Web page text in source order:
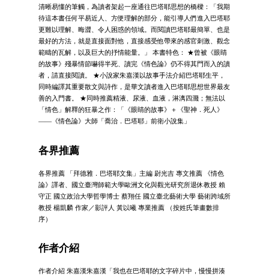
清晰易懂的筆觸，為讀者架起一座通往巴塔耶思想的橋樑：「我期
待這本書任何平易近人、方便理解的部分，能引導人們進入巴塔耶
更難以理解、晦澀、令人困惑的領域。而閱讀巴塔耶最簡單、也是
最好的方法，就是直接面對他，直接感受他帶來的感官刺激、觀念
範疇的瓦解，以及巨大的抒情能量。」 本書特色： ★曾被《眼睛
的故事》殘暴情節嚇得半死、讀完《情色論》仍不得其門而入的讀
者，請直接閱讀。 ★小說家朱嘉漢以故事手法介紹巴塔耶生平，
同時編譯其重要散文與詩作，是華文讀者進入巴塔耶思想世界最友
善的入門書。 ★同時推薦精液、尿液、血液，淋漓四濺；無法以
「情色」解釋的狂暴之作：「《眼睛的故事》＋《聖神．死人》
——《情色論》大師「喬治．巴塔耶」前衛小說集」
各界推薦
各界推薦 「拜德雅．巴塔耶文集」主編 尉光吉 專文推薦 《情色
論》譯者、國立臺灣師範大學歐洲文化與觀光研究所退休教授 賴
守正 國立政治大學哲學博士 蔡翔任 國立臺北藝術大學 藝術跨域所
教授 楊凱麟 作家／影評人 黃以曦 專業推薦 （按姓氏筆畫數排
序）
作者介紹
作者介紹 朱嘉漢朱嘉漢「我也在巴塔耶的文字碎片中，慢慢拼湊